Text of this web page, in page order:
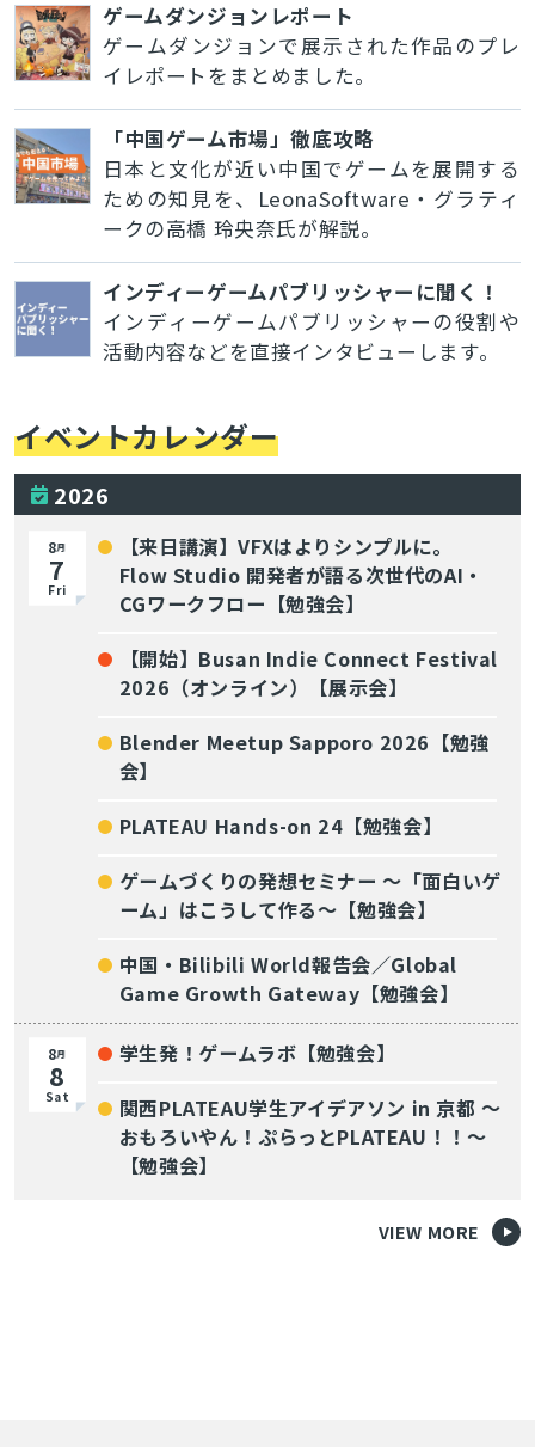
ゲームダンジョンレポート
ゲームダンジョンで展示された作品のプレ
イレポートをまとめました。
「中国ゲーム市場」徹底攻略
日本と文化が近い中国でゲームを展開する
ための知見を、LeonaSoftware・グラティ
ークの高橋 玲央奈氏が解説。
インディーゲームパブリッシャーに聞く！
インディーゲームパブリッシャーの役割や
活動内容などを直接インタビューします。
イベントカレンダー
2026
8月
7
Fri
【来日講演】VFXはよりシンプルに。
Flow Studio 開発者が語る次世代のAI・
CGワークフロー【勉強会】
【開始】Busan Indie Connect Festival
2026（オンライン）【展示会】
Blender Meetup Sapporo 2026【勉強
会】
PLATEAU Hands-on 24【勉強会】
ゲームづくりの発想セミナー ～「面白いゲ
ーム」はこうして作る～【勉強会】
中国・Bilibili World報告会／Global
Game Growth Gateway【勉強会】
8月
8
Sat
学生発！ゲームラボ【勉強会】
関西PLATEAU学生アイデアソン in 京都 〜
おもろいやん！ぷらっとPLATEAU！！〜
【勉強会】
VIEW MORE